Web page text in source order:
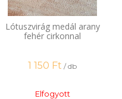
Lótuszvirág medál arany
fehér cirkonnal
1 150 Ft / db
Elfogyott